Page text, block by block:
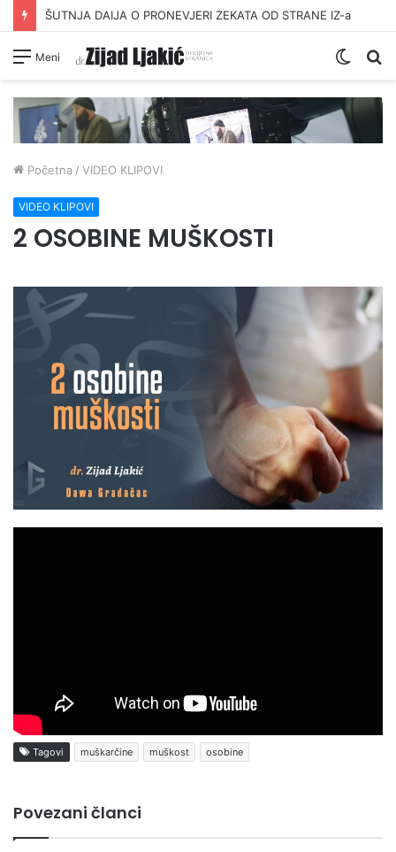
ŠUTNJA DAIJA O PRONEVJERI ZEKATA OD STRANE IZ-a
Meni
Switch
Početna / VIDEO KLIPOVI
VIDEO KLIPOVI
2 OSOBINE MUŠKOSTI
Tagovi muškarčine muškost osobine
Povezani članci